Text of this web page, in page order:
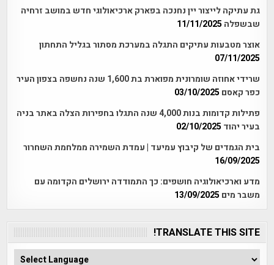
גת עתיקה לייצור יין נחנכה בפארק ארכיאולוגי חדש במושב זרחיה
שבשפלה 11/11/2025
אוצר מטבעות עתיקים התגלה במערכת מסתור בגליל התחתון
07/11/2025
שרידי אחוזה שומרונית מפוארת בת 1,600 שנה נחשפה בצפון העיר
כפר קאסם 03/10/2025
פתילות קדומות בנות 4,000 שנה התגלו בחפירות הצלה באתר בניה
בעיר יהוד 02/10/2025
בית הגמדים של קיבוץ עמיעד | עמדת השמירה ממלחמת השחרור
16/09/2025
מדע וארכיאולוגיה חושפים: כך התמודדה ירושלים הקדומה עם
משבר מים 13/09/2025
TRANSLATE THIS SITE!